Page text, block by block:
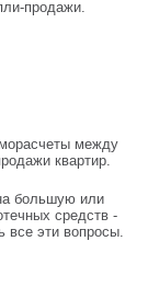
продажи.
между
квартир.
большую или
средств -
все эти вопросы.